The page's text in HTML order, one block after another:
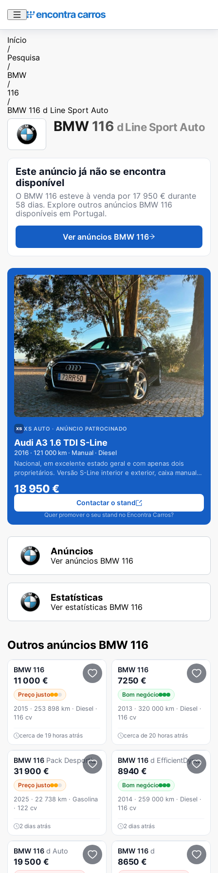
Início
/
Pesquisa
/
BMW
/
116
/
BMW 116 d Line Sport Auto
BMW 116 d Line Sport Auto
Este anúncio já não se encontra
disponível
O BMW 116 esteve à venda por 17 950 € durante
58 dias. Explore outros anúncios BMW 116
disponíveis em Portugal.
Ver anúncios BMW 116
XS AUTO · ANÚNCIO PATROCINADO
Audi A3 1.6 TDI S-Line
2016 · 121 000 km · Manual · Diesel
Nacional, em excelente estado geral e com apenas dois
proprietários. Versão S-Line interior e exterior, caixa manual
18 950€
Quer promover o seu stand no Encontra Carros?
Contactar o stand
Anúncios
Ver anúncios BMW 116
Estatísticas
Ver estatísticas BMW 116
Outros anúncios BMW 116
BMW 116
11 000 €
Preço justo
2015 · 253 898 km · Diesel ·
116 cv
cerca de 19 horas atrás
BMW 116
7250 €
Bom negócio
2013 · 320 000 km · Diesel ·
116 cv
cerca de 20 horas atrás
BMW 116 Pack Desportivo M
31 900 €
Preço justo
2025 · 22 738 km · Gasolina
· 122 cv
2 dias atrás
BMW 116 d EfficientDynamics
8940 €
Bom negócio
2014 · 259 000 km · Diesel ·
116 cv
2 dias atrás
BMW 116 d Auto
19 500 €
BMW 116 d
8650 €